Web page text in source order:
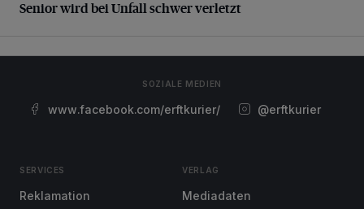
Senior wird bei Unfall schwer verletzt
SOZIALE MEDIEN
www.facebook.com/erftkurier/ @erftkurier
SERVICES
Reklamation
VERLAG
Mediadaten